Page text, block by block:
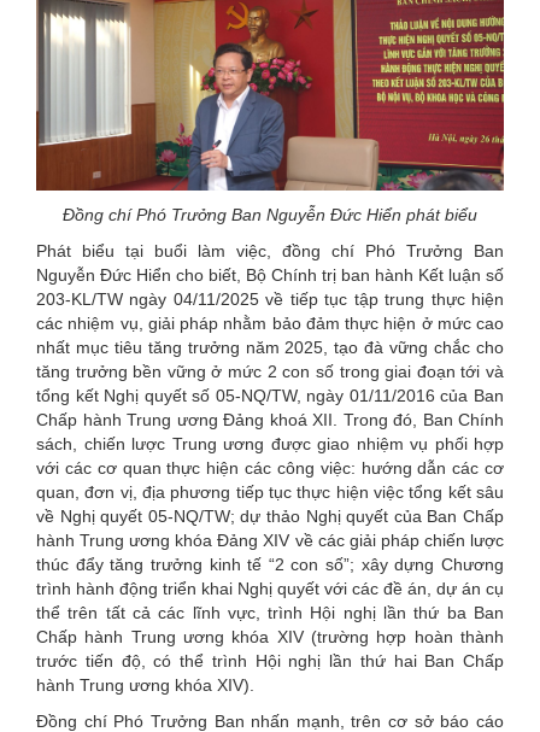
Đồng chí Phó Trưởng Ban Nguyễn Đức Hiển phát biểu
Phát biểu tại buổi làm việc, đồng chí Phó Trưởng Ban
Nguyễn Đức Hiển cho biết, Bộ Chính trị ban hành Kết luận số
203-KL/TW ngày 04/11/2025 về tiếp tục tập trung thực hiện
các nhiệm vụ, giải pháp nhằm bảo đảm thực hiện ở mức cao
nhất mục tiêu tăng trưởng năm 2025, tạo đà vững chắc cho
tăng trưởng bền vững ở mức 2 con số trong giai đoạn tới và
tổng kết Nghị quyết số 05-NQ/TW, ngày 01/11/2016 của Ban
Chấp hành Trung ương Đảng khoá XII. Trong đó, Ban Chính
sách, chiến lược Trung ương được giao nhiệm vụ phối hợp
với các cơ quan thực hiện các công việc: hướng dẫn các cơ
quan, đơn vị, địa phương tiếp tục thực hiện việc tổng kết sâu
về Nghị quyết 05-NQ/TW; dự thảo Nghị quyết của Ban Chấp
hành Trung ương khóa Đảng XIV về các giải pháp chiến lược
thúc đẩy tăng trưởng kinh tế “2 con số”; xây dựng Chương
trình hành động triển khai Nghị quyết với các đề án, dự án cụ
thể trên tất cả các lĩnh vực, trình Hội nghị lần thứ ba Ban
Chấp hành Trung ương khóa XIV (trường hợp hoàn thành
trước tiến độ, có thể trình Hội nghị lần thứ hai Ban Chấp
hành Trung ương khóa XIV).
Đồng chí Phó Trưởng Ban nhấn mạnh, trên cơ sở báo cáo